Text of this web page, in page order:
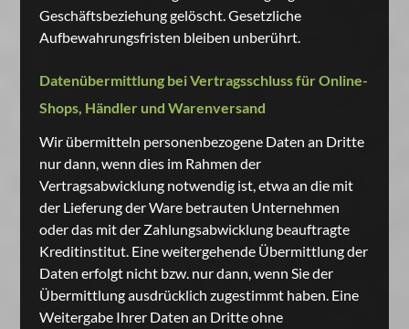
Geschäftsbeziehung gelöscht. Gesetzliche
Aufbewahrungsfristen bleiben unberührt.
Datenübermittlung bei Vertragsschluss für Online-
Shops, Händler und Warenversand
Wir übermitteln personenbezogene Daten an Dritte
nur dann, wenn dies im Rahmen der
Vertragsabwicklung notwendig ist, etwa an die mit
der Lieferung der Ware betrauten Unternehmen
oder das mit der Zahlungsabwicklung beauftragte
Kreditinstitut. Eine weitergehende Übermittlung der
Daten erfolgt nicht bzw. nur dann, wenn Sie der
Übermittlung ausdrücklich zugestimmt haben. Eine
Weitergabe Ihrer Daten an Dritte ohne